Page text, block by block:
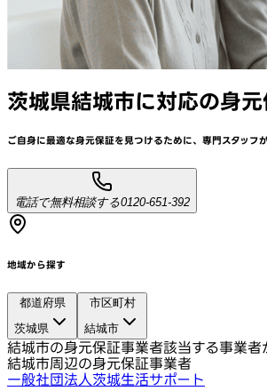
茨城県結城市に対応の身
ご自身に最適な身元保証を見つけるために、 専門スタッフ
電話で無料相談する0120-651-392
地域から探す
都道府県
茨城県
市区町村
結城市
結城市の身元保証事業者該当する事業者
結城市周辺の身元保証事業者
一般社団法人茨城生活サポート